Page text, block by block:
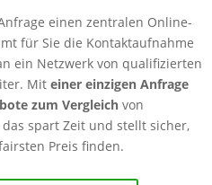
einen zentralen Online-
für Sie die Kontaktaufnahme
ein Netzwerk von qualifizierten
Mit einer einzigen Anfrage
zum Vergleich von
spart Zeit und stellt sicher,
Preis finden.